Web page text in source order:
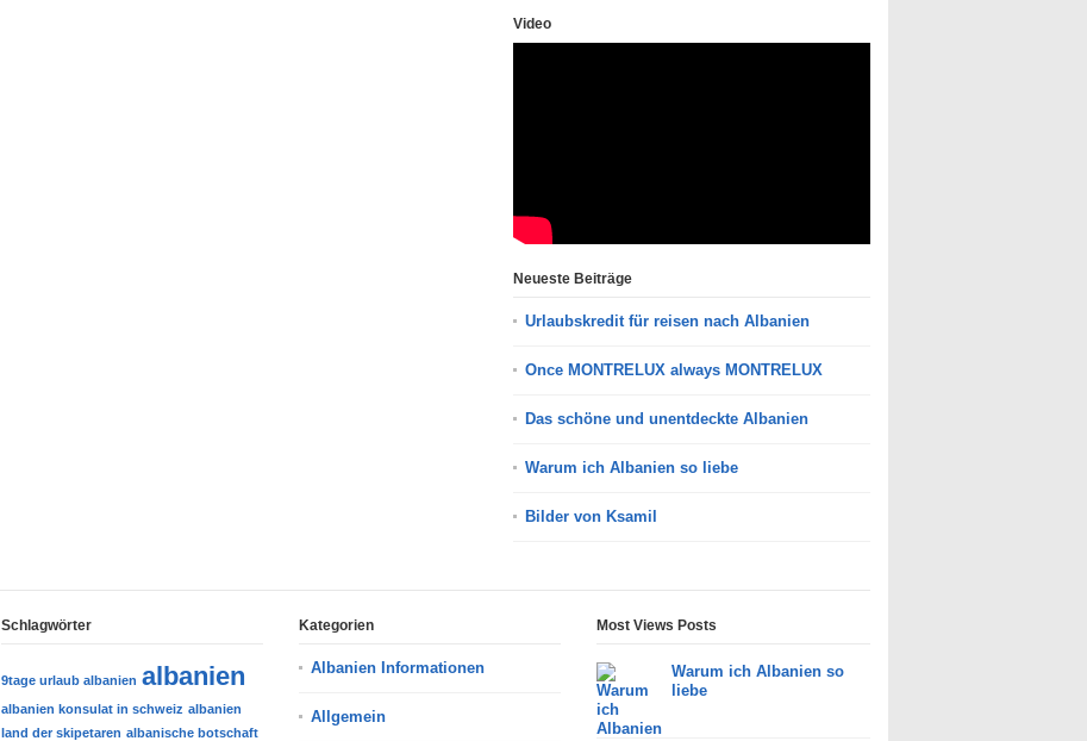
Video
Neueste Beiträge
Urlaubskredit für reisen nach Albanien
Once MONTRELUX always MONTRELUX
Das schöne und unentdeckte Albanien
Warum ich Albanien so liebe
Bilder von Ksamil
Schlagwörter
9tage urlaub albanien albanien
albanien konsulat in schweiz albanien
land der skipetaren albanische botschaft
Kategorien
Albanien Informationen
Allgemein
Most Views Posts
Warum ich Albanien so
liebe